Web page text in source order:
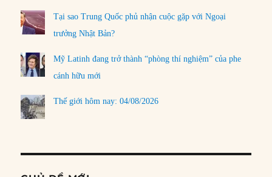
Tại sao Trung Quốc phủ nhận cuộc gặp với Ngoại
trưởng Nhật Bản?
Mỹ Latinh đang trở thành “phòng thí nghiệm” của phe
cánh hữu mới
Thế giới hôm nay: 04/08/2026